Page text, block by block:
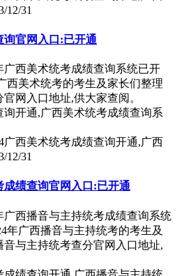
12/31
询官网入口:已开通
广西美术统考成绩查询系统已开
西美术统考的考生及家长们整理
网入口地址,供大家查阅。
广西美术统考成绩查询开通,广西
12/31
成绩查询官网入口:已开通
广西播音与主持统考成绩查询系统
年广西播音与主持统考的考生及
与主持统考查分官网入口地址,